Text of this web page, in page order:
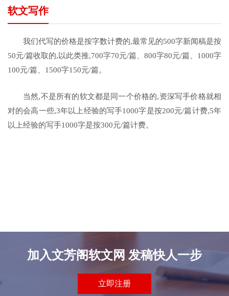
软文写作
我们代写的价格是按字数计费的,最常见的500字新闻稿是按
50元/篇收取的,以此类推,700字70元/篇、800字80元/篇、1000字
100元/篇、1500字150元/篇。
当然,不是所有的软文都是同一个价格的,资深写手价格就相
对的会高一些,3年以上经验的写手1000字是按200元/篇计费,5年
以上经验的写手1000字是按300元/篇计费。
加入文芳阁软文网 发稿快人一步
立即注册